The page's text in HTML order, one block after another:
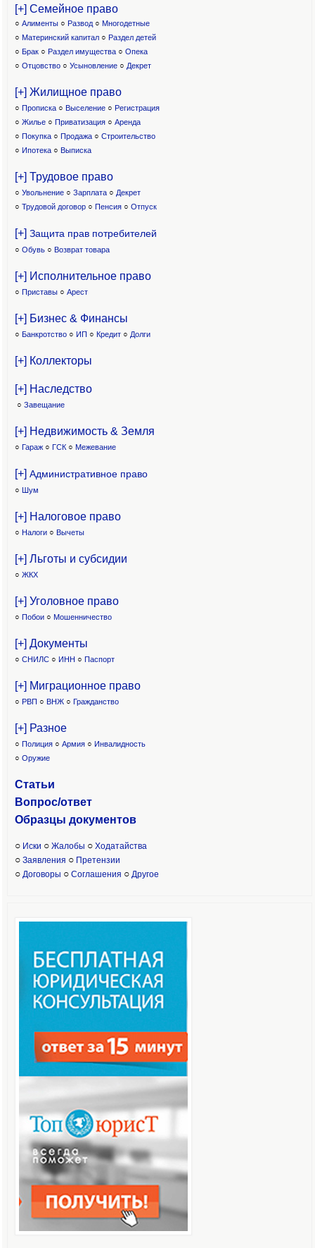
[+] Семейное право
○ Алименты ○ Развод ○ Многодетные
○ Материнский капитал○ Раздел детей
○ Брак ○ Раздел имущества ○ Опека
○ Отцовство○ Усыновление ○ Декрет
[+] Жилищное право
○ Прописка ○ Выселение ○ Регистрация
○ Жилье ○ Приватизация ○ Аренда
○ Покупка ○ Продажа ○ Строительство
○ Ипотека ○ Выписка
[+] Трудовое право
○ Увольнение ○ Зарплата ○ Декрет
○ Трудовой договор ○ Пенсия ○ Отпуск
[+] Защита прав потребителей
○ Обувь ○ Возврат товара
[+] Исполнительное право
○ Приставы ○ Арест
[+] Бизнес & Финансы
○ Банкротство ○ ИП ○ Кредит ○ Долги
[+] Коллекторы
[+] Наследство
○ Завещание
[+] Недвижимость & Земля
○ Гараж ○ ГСК ○ Межевание
[+] Административное право
○ Шум
[+] Налоговое право
○ Налоги ○ Вычеты
[+] Льготы и субсидии
○ ЖКХ
[+] Уголовное право
○ Побои ○ Мошенничество
[+] Документы
○ СНИЛС ○ ИНН ○ Паспорт
[+] Миграционное право
○ РВП ○ ВНЖ ○ Гражданство
[+] Разное
○ Полиция ○ Армия ○ Инвалидность
○ Оружие
Статьи
Вопрос/ответ
Образцы документов
○ Иски ○ Жалобы ○ Ходатайства
○ Заявления ○ Претензии
○ Договоры ○ Соглашения ○ Другое